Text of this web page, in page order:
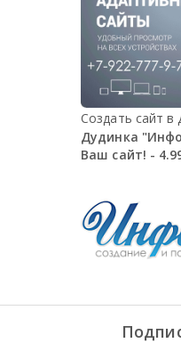
Создать сайт в
Дудинка
Ваш сайт! -